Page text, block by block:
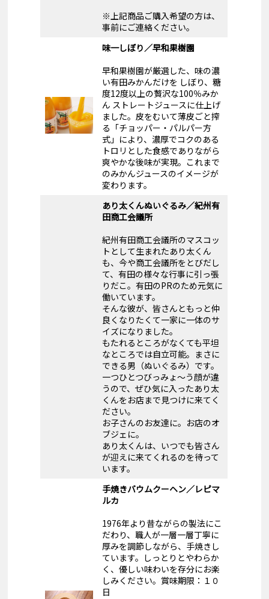
※上記商品ご購入希望の方は、
事前にご連絡ください。
味一しぼり／早和果樹園
早和果樹園が厳選した、味の濃
い有田みかんだけを しぼり、糖
度12度以上の贅沢な100％みか
ん ストレートジュースに仕上げ
ました。皮をむいて薄皮ごと搾
る「チョッパー・パルパー方
式」により、濃厚でコクのある
トロリとした食感でありながら
爽やかな後味が実現。これまで
のみかんジュースのイメージが
変わります。
あり太くんぬいぐるみ／紀州有
田商工会議所
紀州有田商工会議所のマスコッ
トとして生まれたあり太くん
も、今や商工会議所をとびだし
て、有田の様々な行事に引っ張
りだこ。有田のPRのため元気に
働いています。
そんな彼が、皆さんともっと仲
良くなりたくて一家に一体のサ
イズになりました。
もたれるところがなくても平坦
なところでは自立可能。まさに
できる男（ぬいぐるみ）です。
一つひとつびっみょ～う顔が違
うので、ぜひ気に入ったあり太
くんをお店まで見つけに来てく
ださい。
お子さんのお友達に。お店のオ
ブジェに。
あり太くんは、いつでも皆さん
が迎えに来てくれるのを待って
います。
手焼きバウムクーヘン／レピマ
ルカ
1976年より昔ながらの製法にこ
だわり、職人が一層一層丁寧に
厚みを調節しながら、手焼きし
ています。しっとりとやわらか
く、優しい味わいを存分にお楽
しみください。賞味期限：１０
日